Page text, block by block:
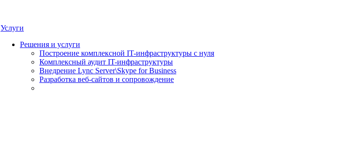
Услуги
Решения и услуги
Построение комплексной IT-инфраструктуры с нуля
Комплексный аудит IT-инфраструктуры
Внедрение Lync Server\Skype for Business
Разработка веб-сайтов и сопровождение